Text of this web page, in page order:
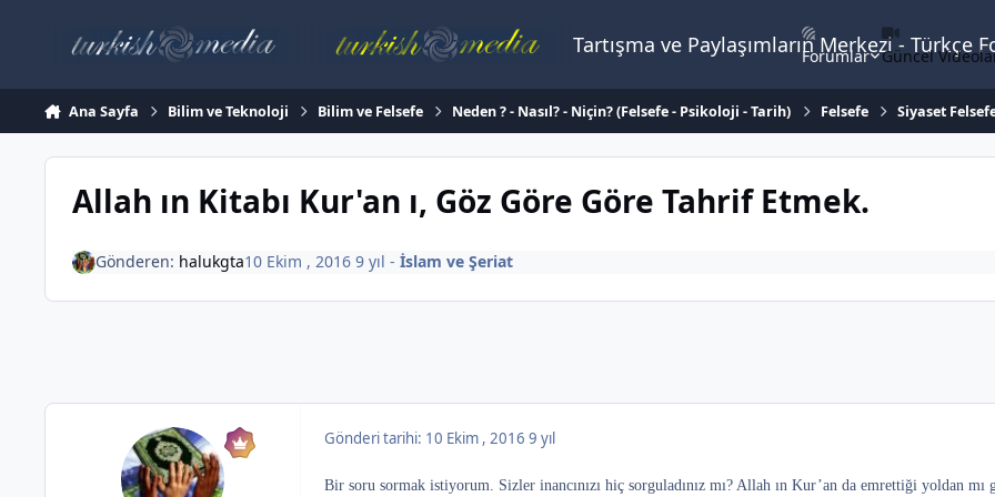
Tartışma ve Paylaşımların Merkezi -
Forumlar Güncel
Ana Sayfa Bilim ve Teknoloji Bilim ve Felsefe Neden ? - Nasıl? - Niçin? (Felsefe - Psikoloji - Tarih) Felsefe Siyaset
Allah ın Kitabı Kur'an ı, Göz Göre Göre Tahrif Etmek.
Gönderen: halukgta10 Ekim , 2016 9 yıl - İslam ve Şeriat
Gönderi tarihi: 10 Ekim , 2016 9 yıl
Bir soru sormak istiyorum. Sizler inancınızı hiç sorguladınız mı? Allah ın Kur’an da emrettiği yoldan